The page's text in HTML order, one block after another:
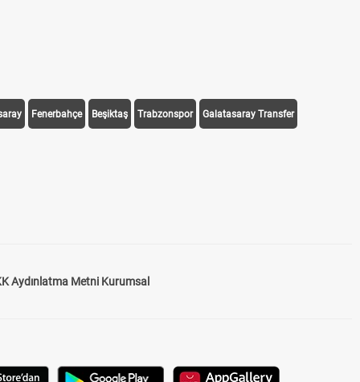
Fenerbahçe Beşiktaş Trabzonspor Galatasaray Transfer
Aydınlatma Metni Kurumsal